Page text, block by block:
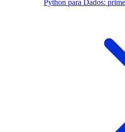
Python para Dados: